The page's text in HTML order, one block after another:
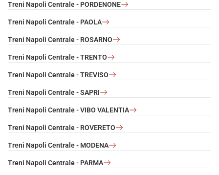
Treni Napoli Centrale - PORDENONE
Treni Napoli Centrale - PAOLA
Treni Napoli Centrale - ROSARNO
Treni Napoli Centrale - TRENTO
Treni Napoli Centrale - TREVISO
Treni Napoli Centrale - SAPRI
Treni Napoli Centrale - VIBO VALENTIA
Treni Napoli Centrale - ROVERETO
Treni Napoli Centrale - MODENA
Treni Napoli Centrale - PARMA